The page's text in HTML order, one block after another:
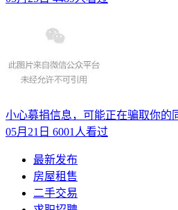
小心募捐信息，可能正在骗取你的
05月21日 6001人看过
最新发布
房屋租售
二手交易